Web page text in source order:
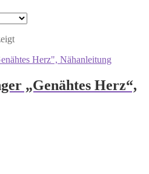
„Genähtes Herz“,